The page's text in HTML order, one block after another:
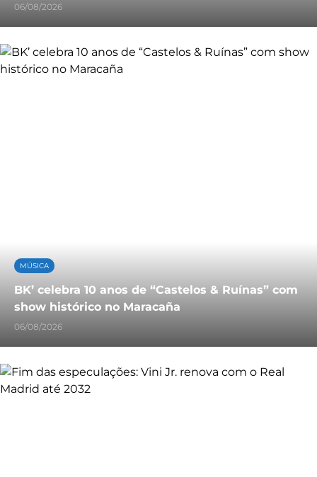
06/08/2026
MÚSICA
BK’ celebra 10 anos de “Castelos & Ruínas” com
show histórico no Maracaña
06/08/2026